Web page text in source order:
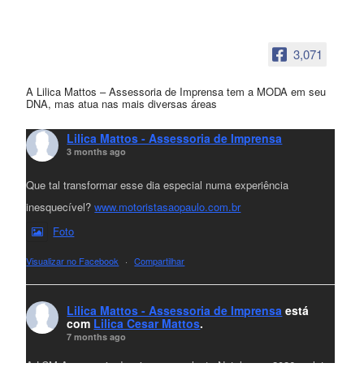
3,071
A Lilica Mattos – Assessoria de Imprensa tem a MODA em seu
DNA, mas atua nas mais diversas áreas
Lilica Mattos - Assessoria de Imprensa
3 months ago
Que tal transformar esse dia especial numa experiência
inesquecível?www.motoristasaopaulo.com.br
Foto
Visualizar no Facebook · Compartilhar
Lilica Mattos - Assessoria de Imprensa está
com Lilica Cesar Mattos.
7 months ago
A LCM Assessoria deseja um excelente Natal e um 2026 repleto